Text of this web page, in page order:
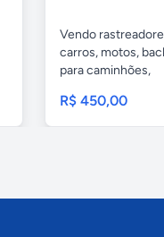
Vendo
carros, motos,
para caminhões,
R$ 450,00